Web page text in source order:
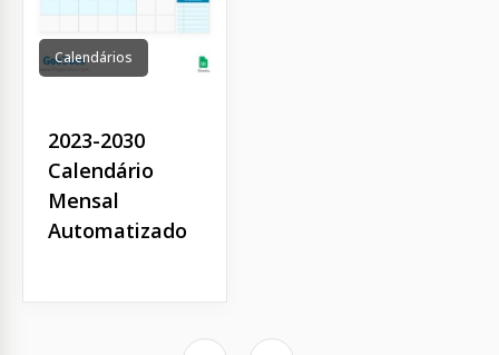
Calendários
2023-2030
Calendário
Mensal
Automatizado